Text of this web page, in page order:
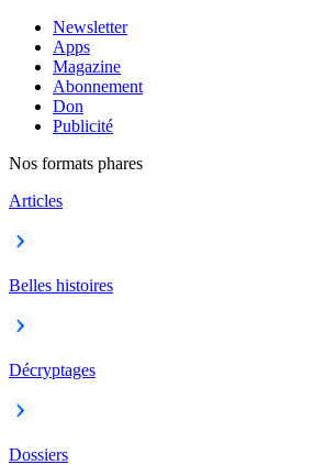
Newsletter
Apps
Magazine
Abonnement
Don
Publicité
Nos formats phares
Articles
Belles histoires
Décryptages
Dossiers